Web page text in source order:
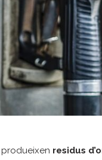
produeixen residus